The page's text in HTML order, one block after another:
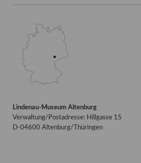
Lindenau-Museum Altenburg
Verwaltung/Postadresse: Hillgasse 15
D-04600 Altenburg/Thüringen